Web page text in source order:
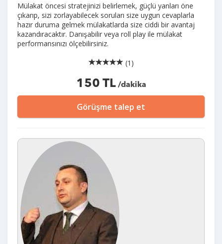
Mülakat öncesi stratejinizi belirlemek, güçlü yanları öne
çıkarıp, sizi zorlayabilecek soruları size uygun cevaplarla
hazır duruma gelmek mülakatlarda size ciddi bir avantaj
kazandıracaktır. Danışabilir veya roll play ile mülakat
performansınızı ölçebilirsiniz.
(1)
150 TL/dakika
Görüşme talep et